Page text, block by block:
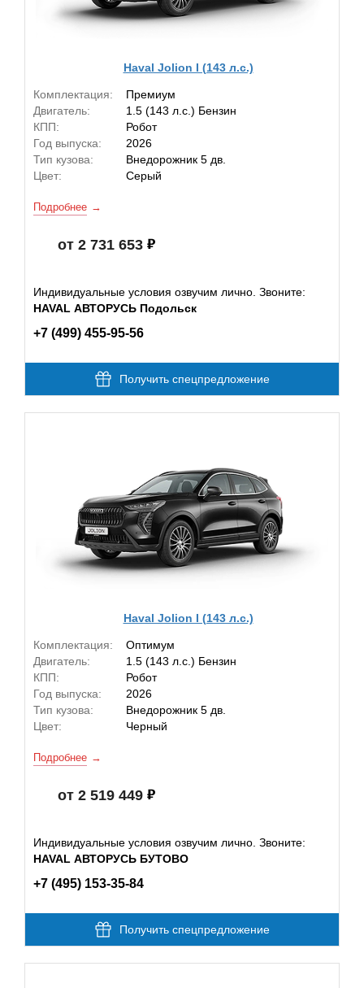
Haval Jolion I (143 л.с.)
Комплектация:
Премиум
Двигатель:
1.5 (143 л.с.) Бензин
КПП:
Робот
Год выпуска:
2026
Тип кузова:
Внедорожник 5 дв.
Цвет:
Серый
Подробнее
от 2 731 653
Индивидуальные условия озвучим лично. Звоните:
HAVAL АВТОРУСЬ Подольск
+7 (499) 455-95-56
Получить спецпредложение
Haval Jolion I (143 л.с.)
Комплектация:
Оптимум
Двигатель:
1.5 (143 л.с.) Бензин
КПП:
Робот
Год выпуска:
2026
Тип кузова:
Внедорожник 5 дв.
Цвет:
Черный
Подробнее
от 2 519 449
Индивидуальные условия озвучим лично. Звоните:
HAVAL АВТОРУСЬ БУТОВО
+7 (495) 153-35-84
Получить спецпредложение